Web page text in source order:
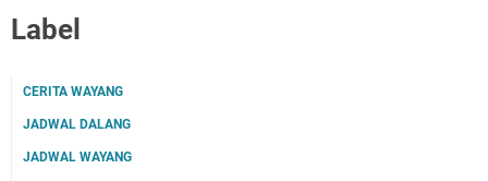
Label
CERITA WAYANG
JADWAL DALANG
JADWAL WAYANG